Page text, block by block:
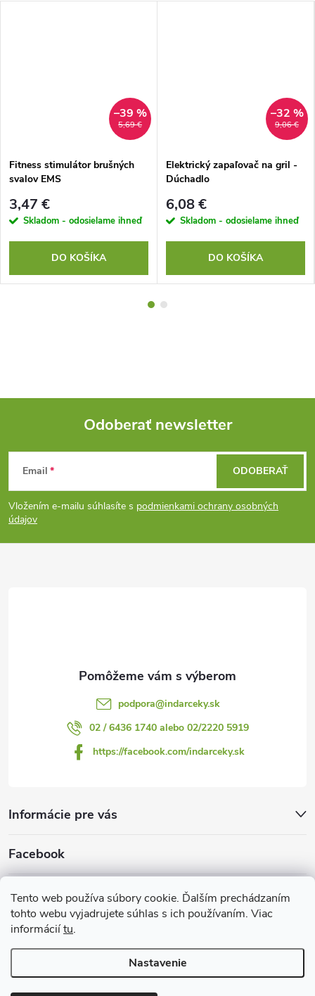
Tento web používa súbory cookie. Ďalším prechádzaním
tohto webu vyjadrujete súhlas s ich používaním. Viac
informáciítu.
Nastavenie
5,69 €
–39 %
Fitness stimulátor brušných
svalov EMS
3,47 €
Skladom - odosielame ihneď
DO KOŠÍKA
9,06 €
–32 %
Elektrický zapaľovač na gril -
Dúchadlo
6,08 €
Skladom - odosielame ihneď
DO KOŠÍKA
Z
á
p
Odoberať newsletter
Email
Vložením e-mailu súhlasíte s podmienkami ochrany osobných
údajov
ODOBERAŤ
podpora@indarceky.sk
02 / 6436 1740 alebo 02/2220 5919
https://facebook.com/indarceky.sk
Informácie pre vás
Facebook
Prijímame online platby
Copyright 2026Indarčeky.sk. Všetky práva vyhradené.Upraviť